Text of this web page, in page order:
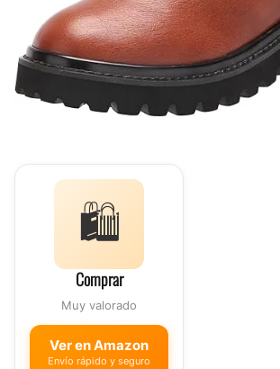
🛍️
Comprar
Muy valorado
Ver en Amazon
Envío rápido y seguro